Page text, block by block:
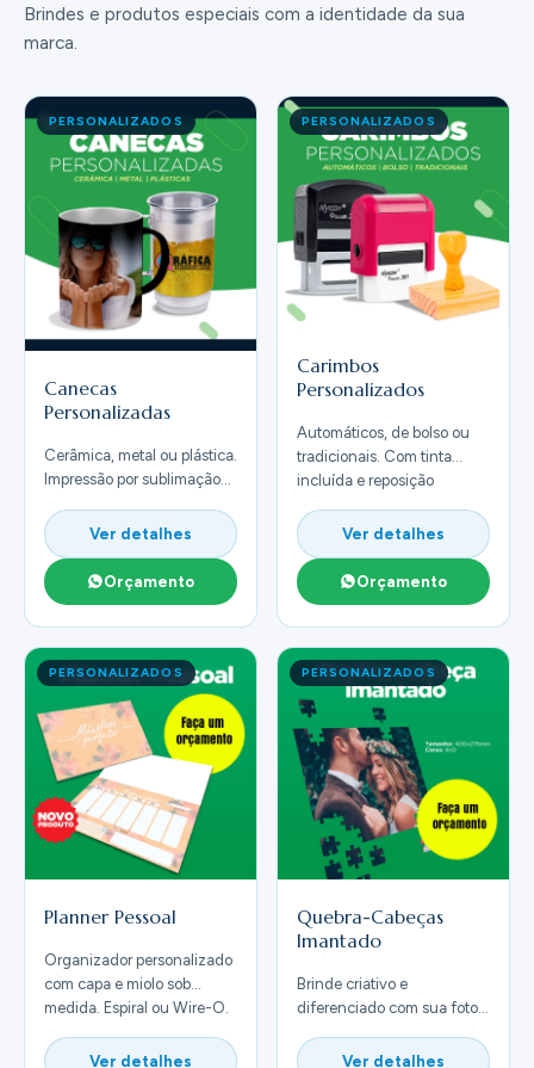
Brindes e produtos especiais com a identidade da sua
marca.
PERSONALIZADOS
Canecas
Personalizadas
Cerâmica, metal ou plástica.
Impressão por sublimação
Ver detalhes
Orçamento
PERSONALIZADOS
Carimbos
Personalizados
Automáticos, de bolso ou
tradicionais. Com tinta
incluída e reposição
Ver detalhes
Orçamento
PERSONALIZADOS
Planner Pessoal
Organizador personalizado
com capa e miolo sob
medida. Espiral ou Wire-O.
Ver detalhes
PERSONALIZADOS
Quebra-Cabeças
Imantado
Brinde criativo e
diferenciado com sua foto
de alta qualidade.
Ver detalhes